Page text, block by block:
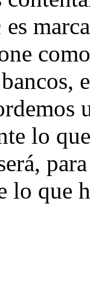
es
lo
lo que